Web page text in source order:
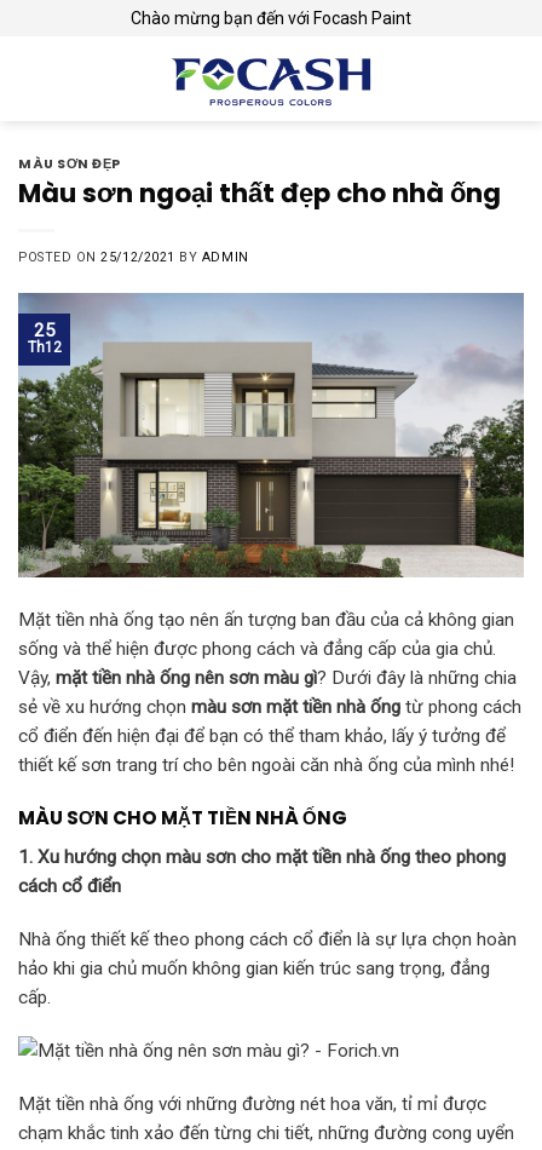
Chào mừng bạn đến với Focash Paint
MÀU SƠN ĐẸP
Màu sơn ngoại thất đẹp cho nhà ống
POSTED ON25/12/2021 BY ADMIN
25
Th12
Mặt tiền nhà ống tạo nên ấn tượng ban đầu của cả không gian
sống và thể hiện được phong cách và đẳng cấp của gia chủ.
Vậy, mặt tiền nhà ống nên sơn màu gì? Dưới đây là những chia
sẻ về xu hướng chọn màu sơn mặt tiền nhà ống từ phong cách
cổ điển đến hiện đại để bạn có thể tham khảo, lấy ý tưởng để
thiết kế sơn trang trí cho bên ngoài căn nhà ống của mình nhé!
MÀU SƠN CHO MẶT TIỀN NHÀ ỐNG
1. Xu hướng chọn màu sơn cho mặt tiền nhà ống theo phong
cách cổ điển
Nhà ống thiết kế theo phong cách cổ điển là sự lựa chọn hoàn
hảo khi gia chủ muốn không gian kiến trúc sang trọng, đẳng
cấp.
Mặt tiền nhà ống với những đường nét hoa văn, tỉ mỉ được
chạm khắc tinh xảo đến từng chi tiết, những đường cong uyển